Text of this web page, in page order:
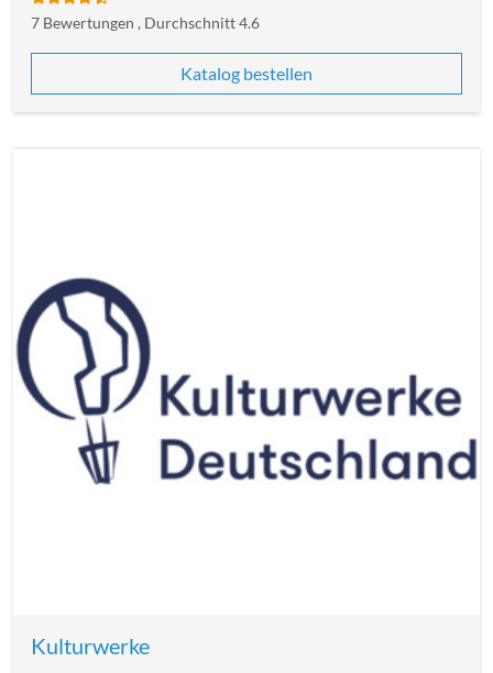
7 Bewertungen , Durchschnitt 4.6
Katalog bestellen
Kulturwerke